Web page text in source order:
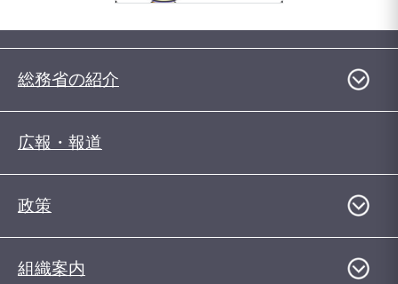
総務省の紹介
広報・報道
政策
組織案内